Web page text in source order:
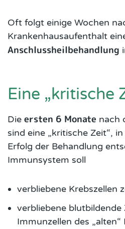
Oft folgt einige Wochen
Krankenhausaufenthalt
Anschlussheilbehandlung
Eine „kritische
Die ersten 6 Monate nach
sind eine „kritische Zeit“,
Erfolg der Behandlung
Immunsystem soll
verbliebene Krebszellen
verbliebene blutbildende
Immunzellen des